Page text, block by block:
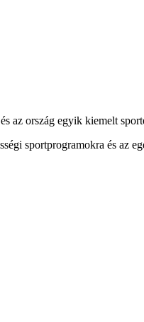
az ország egyik kiemelt
sportprogramokra és az